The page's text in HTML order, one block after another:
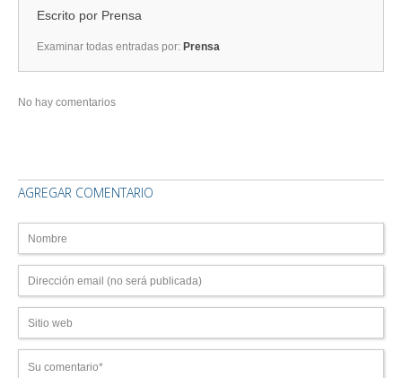
Escrito por Prensa
Examinar todas entradas por: Prensa
No hay comentarios
AGREGAR COMENTARIO